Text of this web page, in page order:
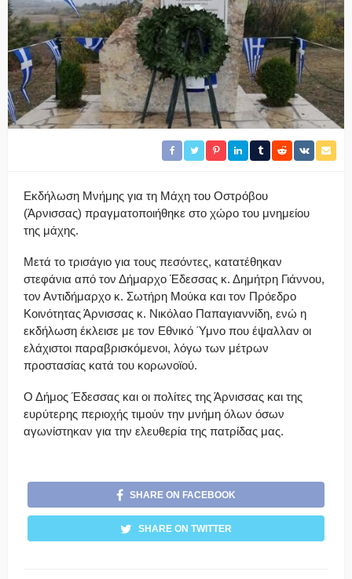
Εκδήλωση Μνήμης για τη Μάχη του Οστρόβου
(Άρνισσας) πραγματοποιήθηκε στο χώρο του μνημείου
της μάχης.
Μετά το τρισάγιο για τους πεσόντες, κατατέθηκαν
στεφάνια από τον Δήμαρχο Έδεσσας κ. Δημήτρη Γιάννου,
τον Αντιδήμαρχο κ. Σωτήρη Μούκα και τον Πρόεδρο
Κοινότητας Άρνισσας κ. Νικόλαο Παπαγιαννίδη, ενώ η
εκδήλωση έκλεισε με τον Εθνικό Ύμνο που έψαλλαν οι
ελάχιστοι παραβρισκόμενοι, λόγω των μέτρων
προστασίας κατά του κορωνοϊού.
Ο Δήμος Έδεσσας και οι πολίτες της Άρνισσας και της
ευρύτερης περιοχής τιμούν την μνήμη όλων όσων
αγωνίστηκαν για την ελευθερία της πατρίδας μας.
SHARE ON FACEBOOK
SHARE ON TWITTER